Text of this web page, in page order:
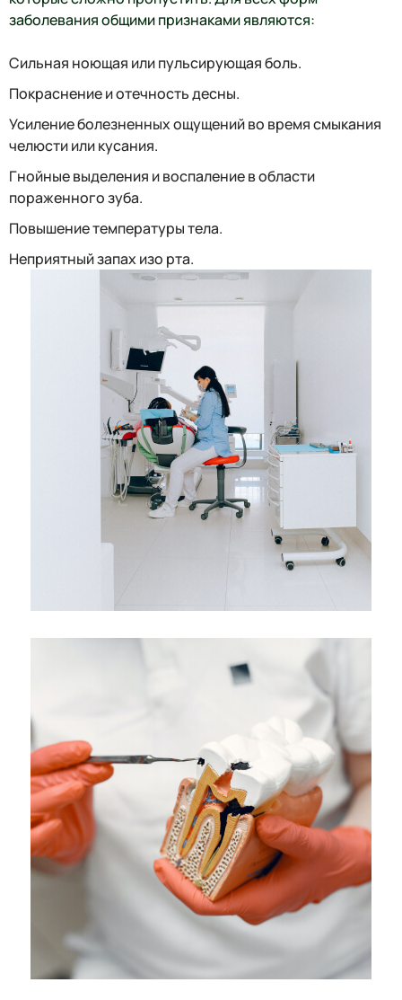
заболевания общими признаками являются:
Сильная ноющая или пульсирующая боль.
Покраснение и отечность десны.
Усиление болезненных ощущений во время смыкания
челюсти или кусания.
Гнойные выделения и воспаление в области
пораженного зуба.
Повышение температуры тела.
Неприятный запах изо рта.